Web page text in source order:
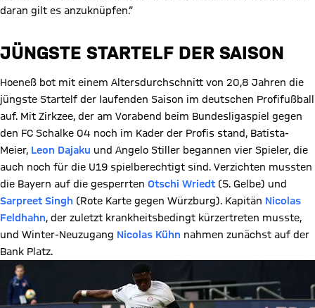
daran gilt es anzuknüpfen.“
JÜNGSTE STARTELF DER SAISON
Hoeneß bot mit einem Altersdurchschnitt von 20,8 Jahren die
jüngste Startelf der laufenden Saison im deutschen Profifußball
auf. Mit Zirkzee, der am Vorabend beim Bundesligaspiel gegen
den FC Schalke 04 noch im Kader der Profis stand, Batista-
Meier, Leon Dajaku und Angelo Stiller begannen vier Spieler, die
auch noch für die U19 spielberechtigt sind. Verzichten mussten
die Bayern auf die gesperrten Otschi Wriedt (5. Gelbe) und
Sarpreet Singh (Rote Karte gegen Würzburg). Kapitän Nicolas
Feldhahn, der zuletzt krankheitsbedingt kürzertreten musste,
und Winter-Neuzugang Nicolas Kühn nahmen zunächst auf der
Bank Platz.